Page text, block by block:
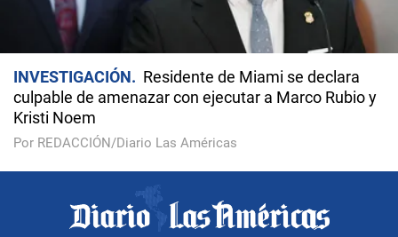
INVESTIGACIÓN
Residente de Miami se declara
culpable de amenazar con ejecutar a Marco Rubio y
Kristi Noem
Por REDACCIÓN/Diario Las Américas